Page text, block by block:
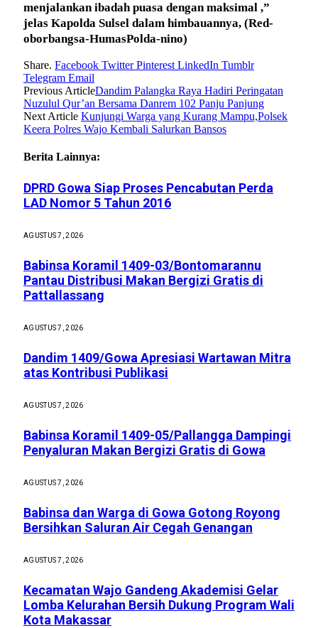
menjalankan ibadah puasa dengan maksimal ,”
jelas Kapolda Sulsel dalam himbauannya, (Red-
oborbangsa-HumasPolda-nino)
Share. Facebook Twitter Pinterest LinkedIn Tumblr
Telegram Email
Previous ArticleDandim Palangka Raya Hadiri Peringatan
Nuzulul Qur’an Bersama Danrem 102 Panju Panjung
Next Article Kunjungi Warga yang Kurang Mampu,Polsek
Keera Polres Wajo Kembali Salurkan Bansos
Berita Lainnya:
DPRD Gowa Siap Proses Pencabutan Perda
LAD Nomor 5 Tahun 2016
AGUSTUS 7, 2026
Babinsa Koramil 1409-03/Bontomarannu
Pantau Distribusi Makan Bergizi Gratis di
Pattallassang
AGUSTUS 7, 2026
Dandim 1409/Gowa Apresiasi Wartawan Mitra
atas Kontribusi Publikasi
AGUSTUS 7, 2026
Babinsa Koramil 1409-05/Pallangga Dampingi
Penyaluran Makan Bergizi Gratis di Gowa
AGUSTUS 7, 2026
Babinsa dan Warga di Gowa Gotong Royong
Bersihkan Saluran Air Cegah Genangan
AGUSTUS 7, 2026
Kecamatan Wajo Gandeng Akademisi Gelar
Lomba Kelurahan Bersih Dukung Program Wali
Kota Makassar